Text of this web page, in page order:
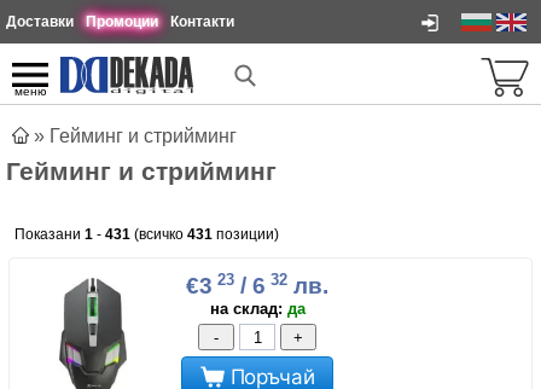
Доставки Промоции Контакти
меню
» Гейминг и стрийминг
Гейминг и стрийминг
Показани 1 - 431 (всичко 431 позиции)
€3 23 / 6 32 лв.
на склад: да
-
+
Поръчай